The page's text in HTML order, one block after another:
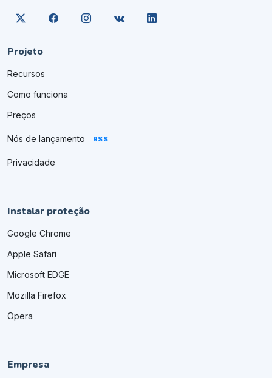
Projeto
Recursos
Como funciona
Preços
Nós de lançamento RSS
Privacidade
Instalar proteção
Google Chrome
Apple Safari
Microsoft EDGE
Mozilla Firefox
Opera
Empresa